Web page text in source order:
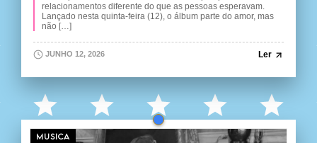
relacionamentos diferente do que as pessoas esperavam.
Lançado nesta quinta-feira (12), o álbum parte do amor, mas
não […]
JUNHO 12, 2026 Ler
MUSICA